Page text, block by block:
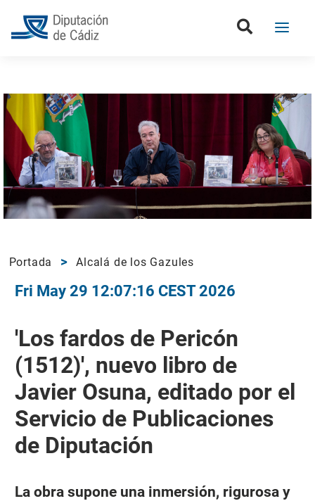
Portada Alcalá de los Gazules
Fri May 29 12:07:16 CEST 2026
'Los fardos de Pericón
(1512)', nuevo libro de
Javier Osuna, editado por el
Servicio de Publicaciones
de Diputación
La obra supone una inmersión, rigurosa y